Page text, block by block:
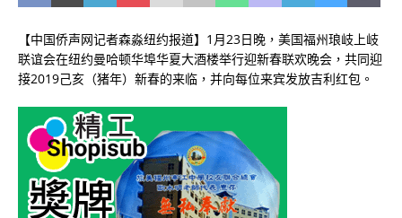
【中国侨声网记者森淼纽约报道】1月23日晚，美国福州琅岐上岐
联谊会在纽约曼哈顿华埠华夏大酒楼举行迎新春联欢晚会，共同迎
接2019己亥（猪年）新春的来临，并向每位来宾发放吉利红包。